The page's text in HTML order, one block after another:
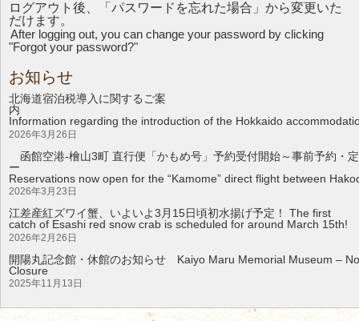
ログアウト後、「パスワードを忘れた場合」から変更いた
だけます。
After logging out, you can change your password by clicking
"Forgot your password?"
お知らせ
北海道宿泊税導入に関するご案
Information regarding the introduction of the Hokkaido
2026年3月26日
函館空港-檜山3町 直行便「かもめ号」予約受付開始～事前予約・
Reservations now open for the “Kamome” direct flight between
2026年3月23日
江差産紅ズワイ蟹、いよいよ3月15日頃初水揚げ予定！ The first
catch of Esashi red snow crab is scheduled for around March 15th!
2026年2月26日
開陽丸記念館・休館のお知らせ Kaiyo Maru Memorial Museum –
2025年11月13日